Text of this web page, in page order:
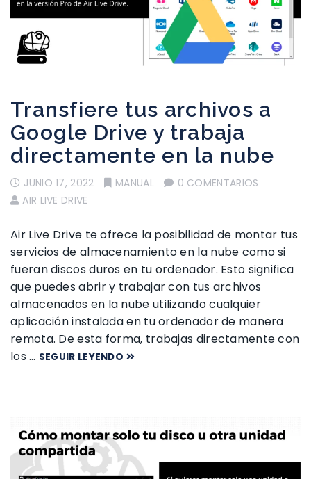
Transfiere tus archivos a
Google Drive y trabaja
directamente en la nube
JUNIO 17, 2022 MANUAL
0 COMENTARIOS
AIR LIVE DRIVE
Air Live Drive te ofrece la posibilidad de montar tus
servicios de almacenamiento en la nube como si
fueran discos duros en tu ordenador. Esto significa
que puedes abrir y trabajar con tus archivos
almacenados en la nube utilizando cualquier
aplicación instalada en tu ordenador de manera
remota. De esta forma, trabajas directamente con
los … SEGUIR LEYENDO